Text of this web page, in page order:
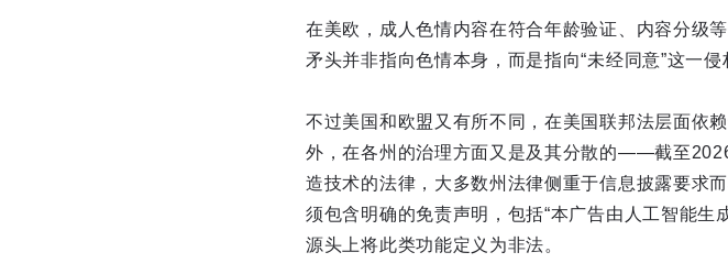
在美欧，成人色情内容在符合年龄验证、内容分级
矛头并非指向色情本身，而是指向“未经同意”这一侵
不过美国和欧盟又有所不同，在美国联邦法层面依
外，在各州的治理方面又是及其分散的——截至
造技术的法律，大多数州法律侧重于信息披露要求
须包含明确的免责声明，包括“本广告由人工智能生
源头上将此类功能定义为非法。